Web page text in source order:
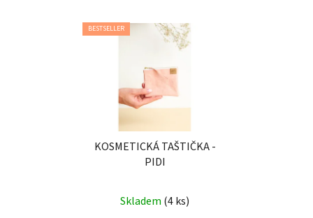
BESTSELLER
KOSMETICKÁ TAŠTIČKA -
PIDI
hodnocení
Skladem (4 ks)